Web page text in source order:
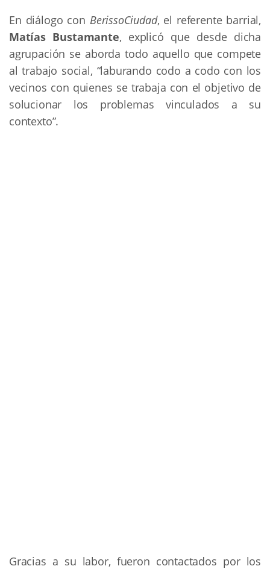
En diálogo con BerissoCiudad, el referente barrial,
Matías Bustamante, explicó que desde dicha
agrupación se aborda todo aquello que compete
al trabajo social, “laburando codo a codo con los
vecinos con quienes se trabaja con el objetivo de
solucionar los problemas vinculados a su
contexto”.
Gracias a su labor, fueron contactados por los